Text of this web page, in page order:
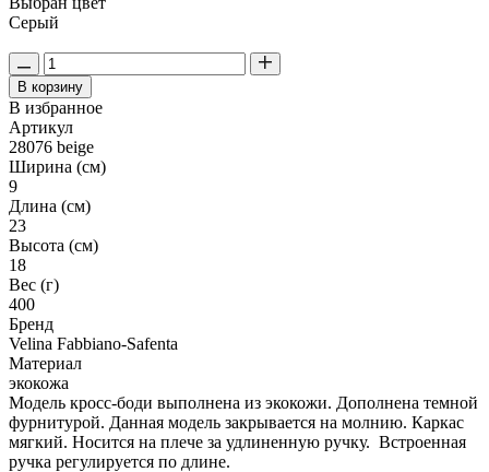
Серый
В корзину
В избранное
Артикул
28076 beige
Ширина (см)
9
Длина (см)
23
Высота (см)
18
Вес (г)
400
Бренд
Velina Fabbiano-Safenta
Материал
экокожа
Модель кросс-боди выполнена из экокожи. Дополнена темной
фурнитурой. Данная модель закрывается на молнию. Каркас
мягкий. Носится на плече за удлиненную ручку. Встроенная
ручка регулируется по длине.